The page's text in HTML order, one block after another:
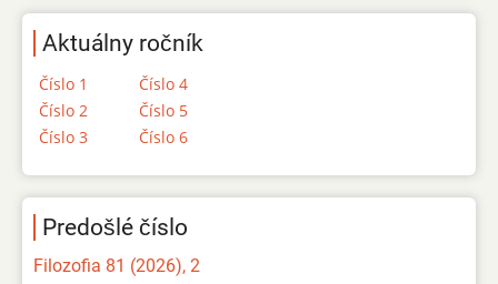
Aktuálny ročník
Číslo 1
Číslo 2
Číslo 3
Číslo 4
Číslo 5
Číslo 6
Predošlé číslo
Filozofia 81 (2026), 2